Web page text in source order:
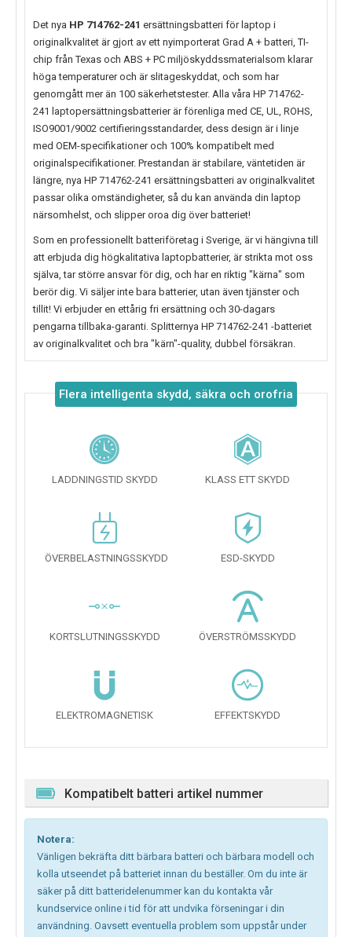
Det nya HP 714762-241 ersättningsbatteri för laptop i
originalkvalitet är gjort av ett nyimporterat Grad A + batteri, TI-
chip från Texas och ABS + PC miljöskyddssmaterialsom klarar
höga temperaturer och är slitageskyddat, och som har
genomgått mer än 100 säkerhetstester. Alla våra HP 714762-
241 laptopersättningsbatterier är förenliga med CE, UL, ROHS,
ISO9001/9002 certifieringsstandarder, dess design är i linje
med OEM-specifikationer och 100% kompatibelt med
originalspecifikationer. Prestandan är stabilare, väntetiden är
längre, nya HP 714762-241 ersättningsbatteri av originalkvalitet
passar olika omständigheter, så du kan använda din laptop
närsomhelst, och slipper oroa dig över batteriet!
Som en professionellt batteriföretag i Sverige, är vi hängivna till
att erbjuda dig högkalitativa laptopbatterier, är strikta mot oss
själva, tar större ansvar för dig, och har en riktig "kärna" som
berör dig. Vi säljer inte bara batterier, utan även tjänster och
tillit! Vi erbjuder en ettårig fri ersättning och 30-dagars
pengarna tillbaka-garanti. Splitternya HP 714762-241 -batteriet
av originalkvalitet och bra "kärn"-quality, dubbel försäkran.
Flera intelligenta skydd, säkra och orofria
LADDNINGSTID SKYDD KLASS ETT SKYDD
ÖVERBELASTNINGSSKYDD ESD-SKYDD
KORTSLUTNINGSSKYDD ÖVERSTRÖMSSKYDD
ELEKTROMAGNETISK EFFEKTSKYDD
Kompatibelt batteri artikel nummer
Notera:
Vänligen bekräfta ditt bärbara batteri och bärbara modell och
kolla utseendet på batteriet innan du beställer. Om du inte är
säker på ditt batteridelenummer kan du kontakta vår
kundservice online i tid för att undvika förseningar i din
användning. Oavsett eventuella problem som uppstår under